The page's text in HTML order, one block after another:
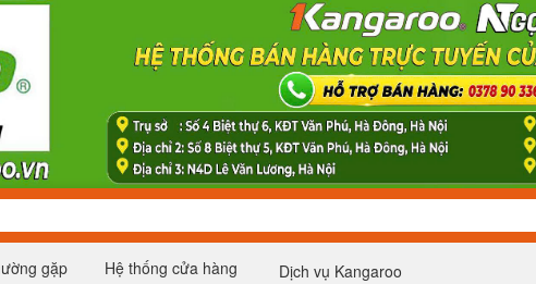
gặp Hệ thống cửa hàng Dịch vụ Kangaroo